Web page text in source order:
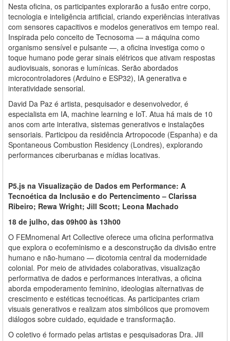
Nesta oficina, os participantes explorarão a fusão entre corpo,
tecnologia e inteligência artificial, criando experiências interativas
com sensores capacitivos e modelos generativos em tempo real.
Inspirada pelo conceito de Tecnosoma — a máquina como
organismo sensível e pulsante —, a oficina investiga como o
toque humano pode gerar sinais elétricos que ativam respostas
audiovisuais, sonoras e lumínicas. Serão abordados
microcontroladores (Arduino e ESP32), IA generativa e
interatividade sensorial.
David Da Paz é artista, pesquisador e desenvolvedor, é
especialista em IA, machine learning e IoT. Atua há mais de 10
anos com arte interativa, sistemas generativos e instalações
sensoriais. Participou da residência Artropocode (Espanha) e da
Spontaneous Combustion Residency (Londres), explorando
performances ciberurbanas e mídias locativas.
P5.js na Visualização de Dados em Performance: A
Tecnoética da Inclusão e do Pertencimento – Clarissa
Ribeiro; Rewa Wright; Jill Scott; Leona Machado
18 de julho, das 09h00 às 13h00
O FEMnomenal Art Collective oferece uma oficina performativa
que explora o ecofeminismo e a desconstrução da divisão entre
humano e não-humano — dicotomia central da modernidade
colonial. Por meio de atividades colaborativas, visualização
performativa de dados e performances interativas, a oficina
aborda empoderamento feminino, ideologias alternativas de
crescimento e estéticas tecnoéticas. As participantes criam
visuais generativos e realizam atos simbólicos que promovem
diálogos sobre cuidado, equidade e transformação.
O coletivo é formado pelas artistas e pesquisadoras Dra. Jill